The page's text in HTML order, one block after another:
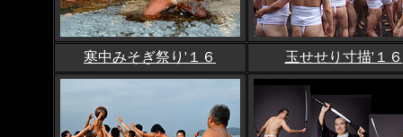
寒中みそぎ祭り'１６ 玉せせり寸描'１６